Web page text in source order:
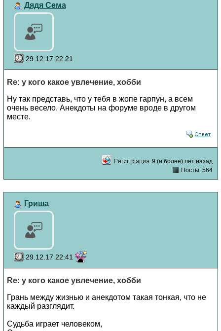
Дядя Сема
29.12.17 22:21
Re: у кого какое увлечение, хобби
Ну так представь, что у тебя в жопе гарпун, а всем
очень весело. Анекдоты на форуме вроде в другом
месте.
9 (и более) лет назад
Посты: 564
Гриша
29.12.17 22:41
Re: у кого какое увлечение, хобби
Грань между жизнью и анекдотом такая тонкая, что не
каждый разглядит.
Судьба играет человеком,